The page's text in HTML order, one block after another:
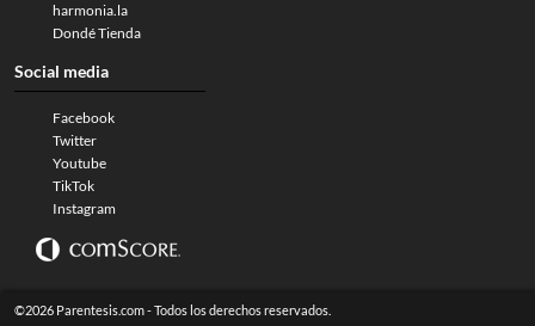
harmonia.la
Dondé Tienda
Social media
Facebook
Twitter
Youtube
TikTok
Instagram
©2026 Parentesis.com - Todos los derechos reservados.